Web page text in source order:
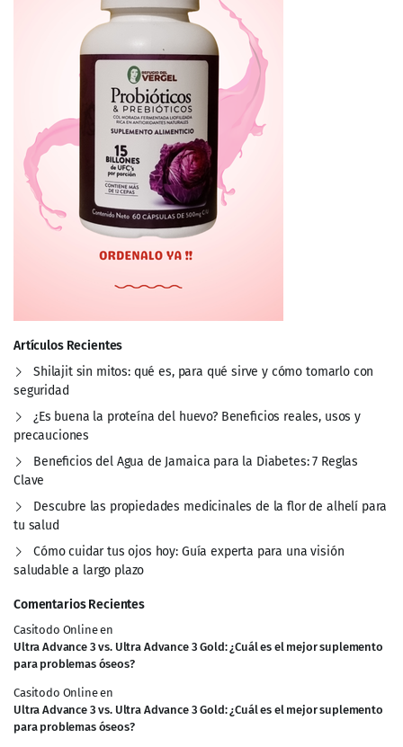
Artículos Recientes
Shilajit sin mitos: qué es, para qué sirve y cómo tomarlo con
seguridad
¿Es buena la proteína del huevo? Beneficios reales, usos y
precauciones
Beneficios del Agua de Jamaica para la Diabetes: 7 Reglas
Clave
Descubre las propiedades medicinales de la flor de alhelí para
tu salud
Cómo cuidar tus ojos hoy: Guía experta para una visión
saludable a largo plazo
Comentarios Recientes
Casitodo Onlineen
Ultra Advance 3 vs. Ultra Advance 3 Gold: ¿Cuál es el mejor suplemento
para problemas óseos?
Casitodo Onlineen
Ultra Advance 3 vs. Ultra Advance 3 Gold: ¿Cuál es el mejor suplemento
para problemas óseos?